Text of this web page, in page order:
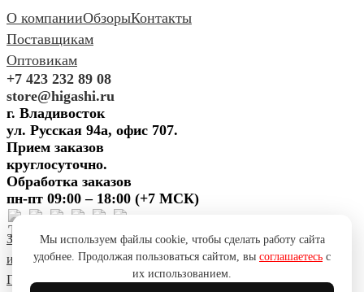
О компанииОбзорыКонтакты
Поставщикам
Оптовикам
+7 423 232 89 08
store@higashi.ru
г. Владивосток
ул. Русская 94а, офис 707.
Прием заказов
круглосуточно.
Обработка заказов
пн-пт 09:00 – 18:00 (+7 МСК)
Задать вопросПредложить
идеюПоблагодаритьПожаловаться Сообщить об ошибке
Политика конфиденциальностиСогласие на обработку ПД
Мы используем файлы cookie, чтобы сделать работу сайта
удобнее. Продолжая пользоваться сайтом, вы соглашаетесь с
их использованием.